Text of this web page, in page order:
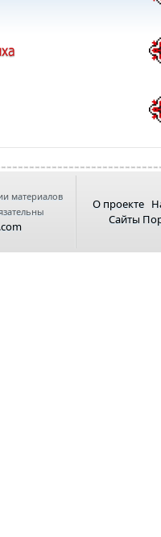
материалов
О проекте
Сайты